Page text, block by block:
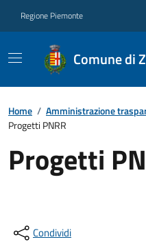
Regione Piemonte
Comune di
Home / Amministrazione
Progetti PNRR
Progetti
Condividi